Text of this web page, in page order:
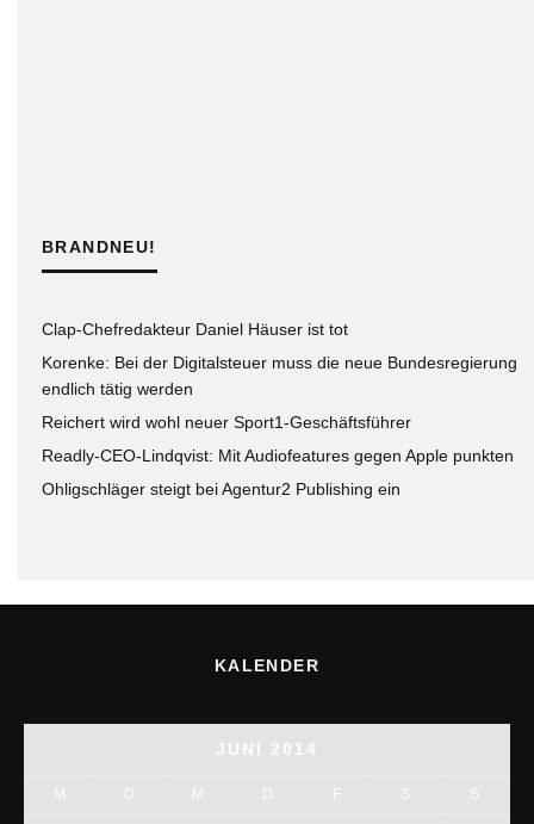
BRANDNEU!
Clap-Chefredakteur Daniel Häuser ist tot
Korenke: Bei der Digitalsteuer muss die neue Bundesregierung
endlich tätig werden
Reichert wird wohl neuer Sport1-Geschäftsführer
Readly-CEO-Lindqvist: Mit Audiofeatures gegen Apple punkten
Ohligschläger steigt bei Agentur2 Publishing ein
KALENDER
JUNI 2014
M D M D F S S